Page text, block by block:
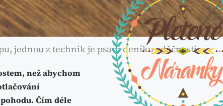
jednou z technik je psaní deníku vděčnosti.
než abychom
Čím déle